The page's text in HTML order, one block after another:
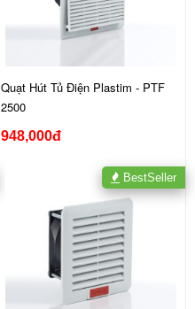
Quạt Hút Tủ Điện Plastim - PTF
2500
948,000đ
BestSeller